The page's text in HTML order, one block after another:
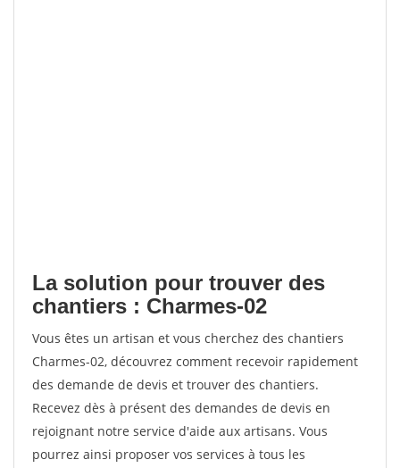
La solution pour trouver des
chantiers : Charmes-02
Vous êtes un artisan et vous cherchez des chantiers
Charmes-02, découvrez comment recevoir rapidement
des demande de devis et trouver des chantiers.
Recevez dès à présent des demandes de devis en
rejoignant notre service d'aide aux artisans. Vous
pourrez ainsi proposer vos services à tous les